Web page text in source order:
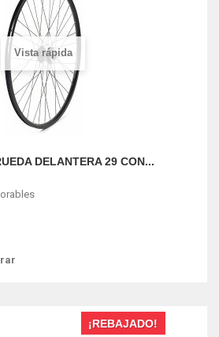
Vista rápida
DELANTERA 29 CON...
¡REBAJADO!